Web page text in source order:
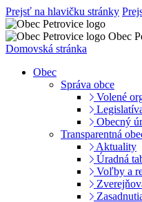
Prejsť na hlavičku stránky
Obec
Domovská stránka
Obec
Správa obce
Volené
Obecný
Transparentná
Aktuality
Úradná
Voľby a